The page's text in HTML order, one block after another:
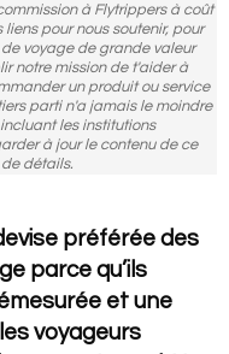
à Flytrippers à coût
pour nous soutenir, pour
voyage de grande valeur
notre mission de t'aider à
un produit ou service
parti n'a jamais le moindre
les institutions
à jour le contenu de ce
détails.
préférée des
parce qu’ils
et une
voyageurs